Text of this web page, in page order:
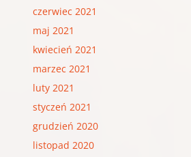
czerwiec 2021
maj 2021
kwiecień 2021
marzec 2021
luty 2021
styczeń 2021
grudzień 2020
listopad 2020